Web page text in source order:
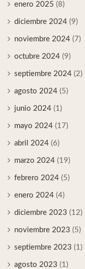
enero 2025 (8)
diciembre 2024 (9)
noviembre 2024 (7)
octubre 2024 (9)
septiembre 2024 (2)
agosto 2024 (5)
junio 2024 (1)
mayo 2024 (17)
abril 2024 (6)
marzo 2024 (19)
febrero 2024 (5)
enero 2024 (4)
diciembre 2023 (12)
noviembre 2023 (5)
septiembre 2023 (1)
agosto 2023 (1)